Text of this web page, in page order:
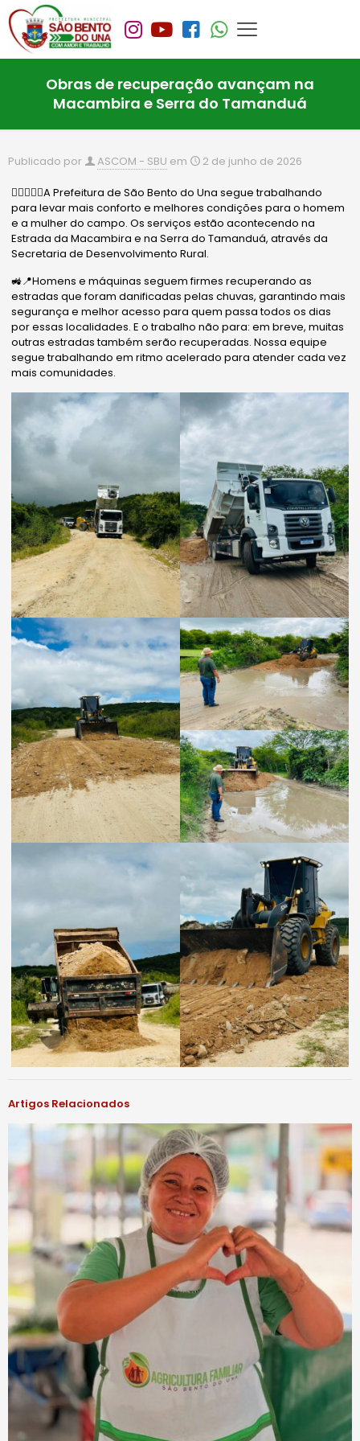
Obras de recuperação avançam na
Macambira e Serra do Tamanduá
Publicado por ASCOM - SBU em 2 de junho de 2026
🙋🏻‍♂️✍🏻A Prefeitura de São Bento do Una segue trabalhando
para levar mais conforto e melhores condições para o homem
e a mulher do campo. Os serviços estão acontecendo na
Estrada da Macambira e na Serra do Tamanduá, através da
Secretaria de Desenvolvimento Rural.
🚜📍Homens e máquinas seguem firmes recuperando as
estradas que foram danificadas pelas chuvas, garantindo mais
segurança e melhor acesso para quem passa todos os dias
por essas localidades. E o trabalho não para: em breve, muitas
outras estradas também serão recuperadas. Nossa equipe
segue trabalhando em ritmo acelerado para atender cada vez
mais comunidades.
Artigos Relacionados